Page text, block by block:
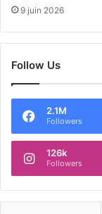
9 juin 2026
Follow Us
2.1M
Followers
126k
Followers